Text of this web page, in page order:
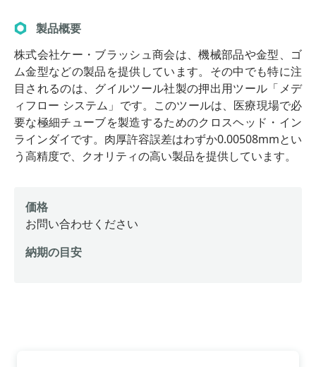
製品概要
株式会社ケー・ブラッシュ商会は、機械部品や金型、ゴ
ム金型などの製品を提供しています。その中でも特に注
目されるのは、グイルツール社製の押出用ツール「メデ
ィフロー システム」です。このツールは、医療現場で必
要な極細チューブを製造するためのクロスヘッド・イン
ラインダイです。肉厚許容誤差はわずか0.00508mmとい
う高精度で、クオリティの高い製品を提供しています。
価格
お問い合わせください
納期の目安